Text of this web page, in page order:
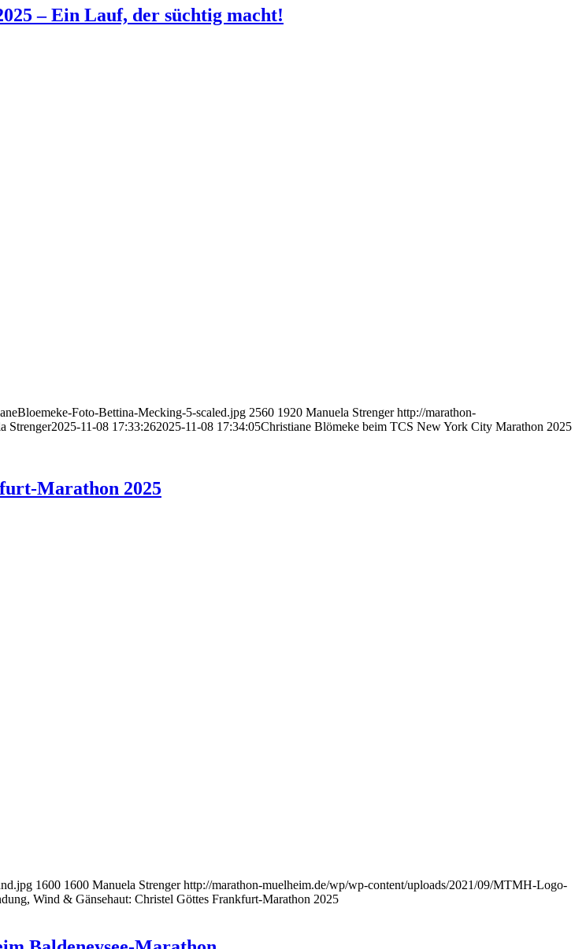
– Ein Lauf, der süchtig macht!
Foto-Bettina-Mecking-5-scaled.jpg 2560 1920 Manuela Strenger http://marathon-
Strenger2025-11-08 17:33:262025-11-08 17:34:05Christiane Blömeke beim TCS New York City Marathon 2025
Marathon 2025
1600 1600 Manuela Strenger http://marathon-muelheim.de/wp/wp-content/uploads/2021/09/MTMH-Logo-
Wind & Gänsehaut: Christel Göttes Frankfurt-Marathon 2025